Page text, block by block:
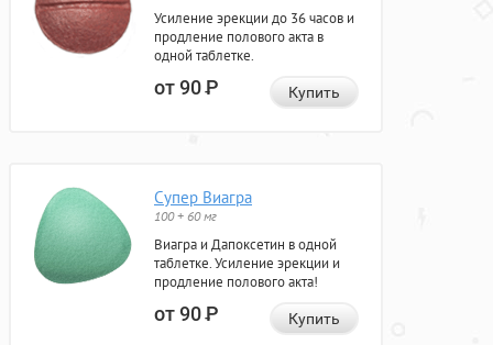
Усиление эрекции до 36 часов и
продление полового акта в
одной таблетке.
от 90Р Купить
Супер Виагра
100 + 60 мг
Виагра и Дапоксетин в одной
таблетке. Усиление эрекции и
продление полового акта!
от 90Р Купить